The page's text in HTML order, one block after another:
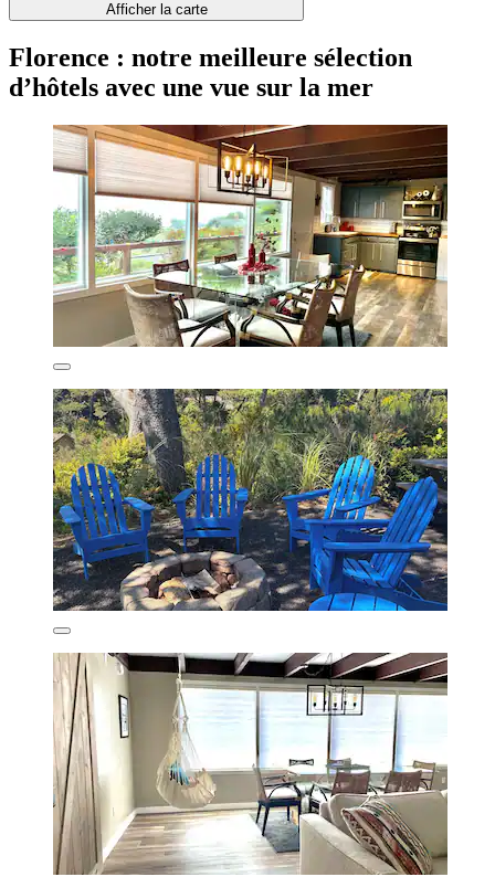
Afficher la carte
Florence : notre meilleure sélection
d’hôtels avec une vue sur la mer